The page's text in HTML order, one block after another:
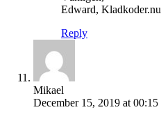
Edward, Kladkoder.nu
Reply
Mikael
December 15, 2019 at 00:15